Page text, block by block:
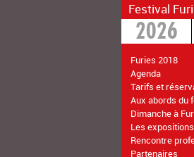
Festival
2026
Furies 2018
Agenda
Tarifs et
Aux abords du
Dimanche à
Les expositions
Rencontre
Partenaires
2016